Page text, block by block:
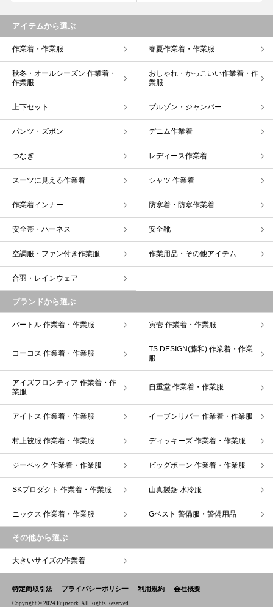
アイテムから選ぶ
作業着・作業服 春夏作業着・作業服
秋冬・オールシーズン 作業着・
作業服
おしゃれ・かっこいい作業着・作
業服
上下セット ブルゾン・ジャンパー
パンツ・ズボン デニム作業着
つなぎ レディース作業着
スーツに見える作業着 シャツ 作業着
作業着インナー 防寒着・防寒作業着
安全帯・ハーネス 安全靴
空調服・ファン付き作業服 作業用品・その他アイテム
合羽・レインウェア
ブランドから選ぶ
バートル 作業着・作業服 寅壱 作業着・作業服
コーコス 作業着・作業服
TS DESIGN(藤和) 作業着・作業
服
アイズフロンティア 作業着・作
業服
自重堂 作業着・作業服
アイトス 作業着・作業服 イーブンリバー 作業着・作業服
村上被服 作業着・作業服 ディッキーズ 作業着・作業服
ジーベック 作業着・作業服 ビッグボーン 作業着・作業服
SKプロダクト 作業着・作業服 山真製鋸 水冷服
ニックス 作業着・作業服 Gベスト 警備服・警備用品
その他から選ぶ
大きいサイズの作業着
特定商取引法 プライバシーポリシー 利用規約 会社概要
Copyright © 2024 Fujiwork. All Rights Reserved.